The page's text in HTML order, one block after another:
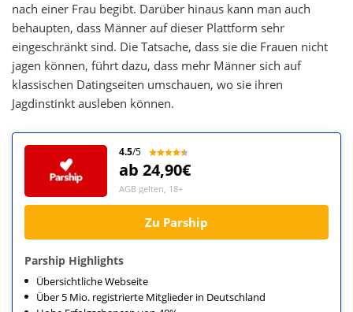
nach einer Frau begibt. Darüber hinaus kann man auch
behaupten, dass Männer auf dieser Plattform sehr
eingeschränkt sind. Die Tatsache, dass sie die Frauen nicht
jagen können, führt dazu, dass mehr Männer sich auf
klassischen Datingseiten umschauen, wo sie ihren
Jagdinstinkt ausleben können.
4.5/5
ab 24,90€
AGB gelten, 18+
Zu Parship
Parship Highlights
Übersichtliche Webseite
Über 5 Mio. registrierte Mitglieder in Deutschland